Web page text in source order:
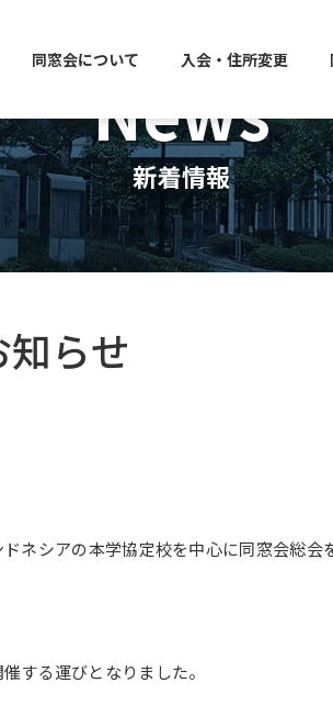
同窓会について 入会・住所変更
News
新着情報
らせ
ネシアの本学協定校を中心に同窓会総会
する運びとなりました。